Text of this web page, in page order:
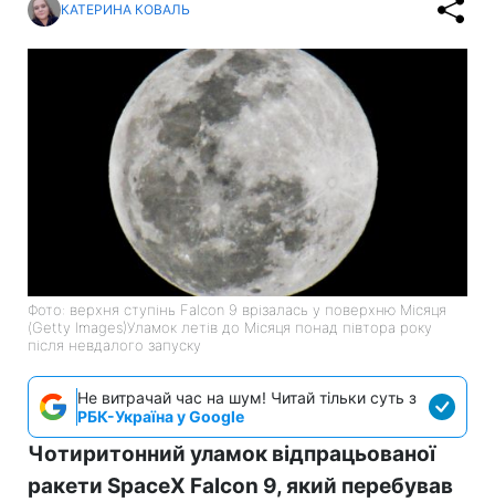
КАТЕРИНА КОВАЛЬ
Фото: верхня ступінь Falcon 9 врізалась у поверхню Місяця
(Getty Images)Уламок летів до Місяця понад півтора року
після невдалого запуску
Не витрачай час на шум! Читай тільки суть з
РБК-Україна у Google
Чотиритонний уламок відпрацьованої
ракети SpaceX Falcon 9, який перебував